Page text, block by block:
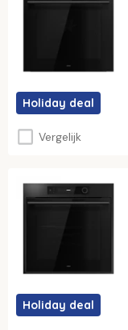
Holiday deal
Vergelijk
Holiday deal